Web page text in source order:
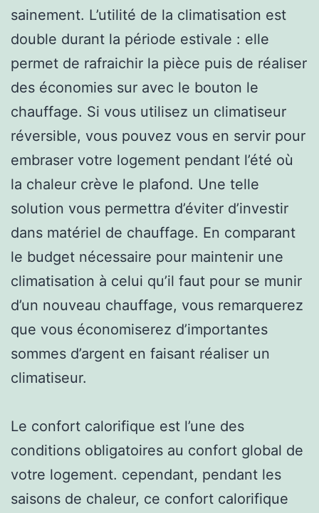
sainement. L’utilité de la climatisation est
double durant la période estivale : elle
permet de rafraichir la pièce puis de réaliser
des économies sur avec le bouton le
chauffage. Si vous utilisez un climatiseur
réversible, vous pouvez vous en servir pour
embraser votre logement pendant l’été où
la chaleur crève le plafond. Une telle
solution vous permettra d’éviter d’investir
dans matériel de chauffage. En comparant
le budget nécessaire pour maintenir une
climatisation à celui qu’il faut pour se munir
d’un nouveau chauffage, vous remarquerez
que vous économiserez d’importantes
sommes d’argent en faisant réaliser un
climatiseur.
Le confort calorifique est l’une des
conditions obligatoires au confort global de
votre logement. cependant, pendant les
saisons de chaleur, ce confort calorifique